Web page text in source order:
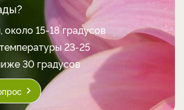
около 15-18 градусов
23-25
30 градусов